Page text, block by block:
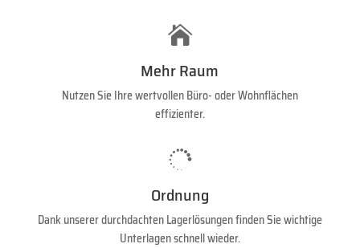

Mehr Raum
Nutzen Sie Ihre wertvollen Büro- oder Wohnflächen
effizienter.

Ordnung
Dank unserer durchdachten Lagerlösungen finden Sie wichtige
Unterlagen schnell wieder.